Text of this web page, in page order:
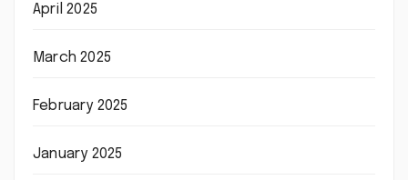
April 2025
March 2025
February 2025
January 2025